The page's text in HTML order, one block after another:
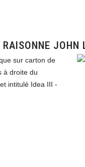
JOHN
sur carton de
à droite du
intitulé Idea III -